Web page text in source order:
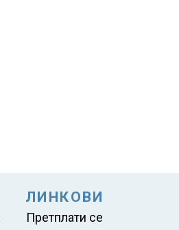
ЛИНКОВИ
Претплати се